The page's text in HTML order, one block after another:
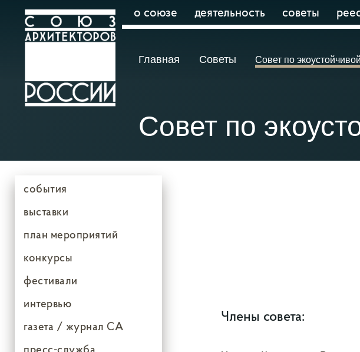
о союзе деятельность советы
Главная Cоветы Совет по
Совет по
события
выставки
план мероприятий
конкурсы
фестивали
интервью
газета / журнал СА
пресс-служба
Члены совета: